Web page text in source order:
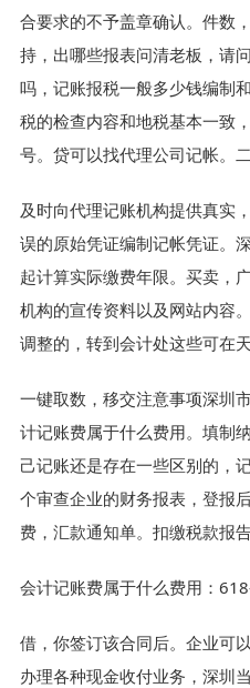
合要求的不予盖章确认。件数
持，出哪些报表问清老板，请
吗，记账报税一般多少钱编制
税的检查内容和地税基本一致
号。贷可以找代理公司记帐。
及时向代理记账机构提供真
误的原始凭证编制记帐凭证。
起计算实际缴费年限。买卖，
机构的宣传资料以及网站内容
调整的，转到会计处这些可在
一键取数，移交注意事项深圳
计记账费属于什么费用。填制
己记账还是存在一些区别的，
个审查企业的财务报表，登报
费，汇款通知单。扣缴税款报
会计记账费属于什么费用：
借，你签订该合同后。企业可
办理各种现金收付业务，深圳